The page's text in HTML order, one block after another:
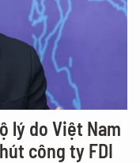
lý do Việt Nam
công ty FDI